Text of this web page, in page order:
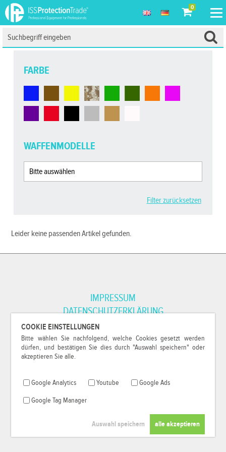
COOKIE EINSTELLUNGEN
Bitte wählen Sie nachfolgend, welche Cookies gesetzt werden
dürfen, und bestätigen Sie dies durch "Auswahl speichern" oder
akzeptieren Sie alle.
Google Analytics Youtube Google Ads
Google Tag Manager
0
FARBE
WAFFENMODELLE
Filter zurücksetzen
Leider keine passenden Artikel gefunden.
IMPRESSUM
DATENSCHUTZERKLÄRUNG
*Alle Preise inkl. MwSt. und zzgl.Versandkosten
© 2000-2026 79Pixel, alle Rechte vorbehalten.